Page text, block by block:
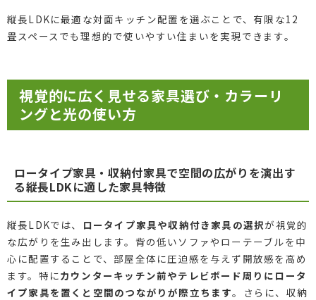
縦長LDKに最適な対面キッチン配置を選ぶことで、有限な12
畳スペースでも理想的で使いやすい住まいを実現できます。
視覚的に広く見せる家具選び・カラーリ
ングと光の使い方
ロータイプ家具・収納付家具で空間の広がりを演出す
る縦長LDKに適した家具特徴
縦長LDKでは、 ロータイプ家具や収納付き家具の選択が視覚的
な広がりを生み出します。背の低いソファやローテーブルを中
心に配置することで、部屋全体に圧迫感を与えず開放感を高め
ます。特にカウンターキッチン前やテレビボード周りにロータ
イプ家具を置くと空間のつながりが際立ちます。さらに、収納